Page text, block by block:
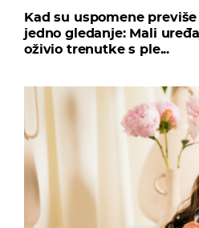
Kad su uspomene
jedno gledanje: Mali
oživio trenutke s ple...